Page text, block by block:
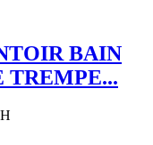
BAIN
TREMPE...